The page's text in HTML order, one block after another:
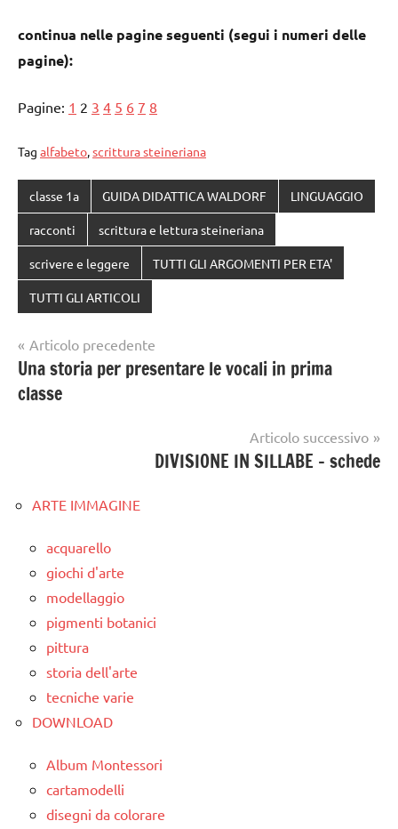
continua nelle pagine seguenti (segui i numeri delle
pagine):
Pagine: 1 2 3 4 5 6 7 8
Tag alfabeto,scrittura steineriana
classe 1a GUIDA DIDATTICA WALDORF LINGUAGGIO
racconti scrittura e lettura steineriana
scrivere e leggere TUTTI GLI ARGOMENTI PER ETA'
TUTTI GLI ARTICOLI
Navigazione
articoli
Articolo precedente
Una storia per presentare le vocali in prima
classe
Articolo successivo
DIVISIONE IN SILLABE – schede
ARTE IMMAGINE
acquarello
giochi d'arte
modellaggio
pigmenti botanici
pittura
storia dell'arte
tecniche varie
DOWNLOAD
Album Montessori
cartamodelli
disegni da colorare